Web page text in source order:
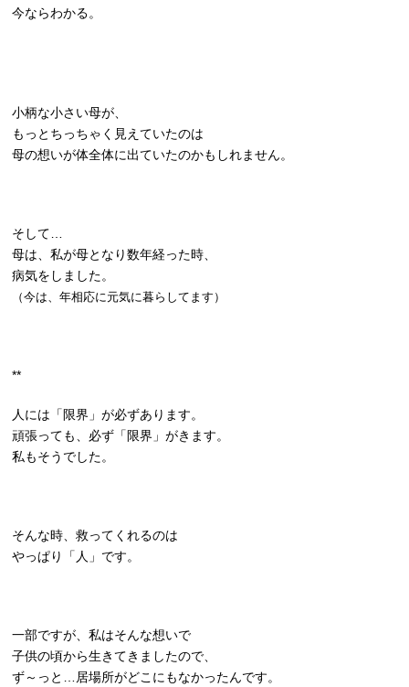
今ならわかる。
小柄な小さい母が、
もっとちっちゃく見えていたのは
母の想いが体全体に出ていたのかもしれません。
そして…
母は、私が母となり数年経った時、
病気をしました。
（今は、年相応に元気に暮らしてます）
**
人には「限界」が必ずあります。
頑張っても、必ず「限界」がきます。
私もそうでした。
そんな時、救ってくれるのは
やっぱり「人」です。
一部ですが、私はそんな想いで
子供の頃から生きてきましたので、
ず～っと…居場所がどこにもなかったんです。